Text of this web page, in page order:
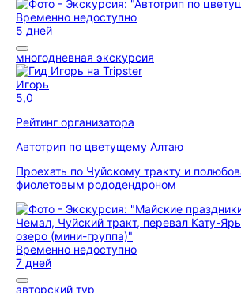
Временно недоступно
5 дней
многодневная экскурсия
Игорь
5,0
Рейтинг организатора
Автотрип по цветущему Алтаю
Проехать по Чуйскому тракту и
фиолетовым рододендроном
Временно недоступно
7 дней
авторский тур